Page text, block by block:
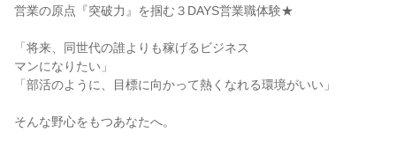
営業の原点『突破力』を掴む３DAYS営業職体験★
「将来、同世代の誰よりも稼げるビジネス
マンになりたい」
「部活のように、目標に向かって熱くなれる環境がいい」
そんな野心をもつあなたへ。